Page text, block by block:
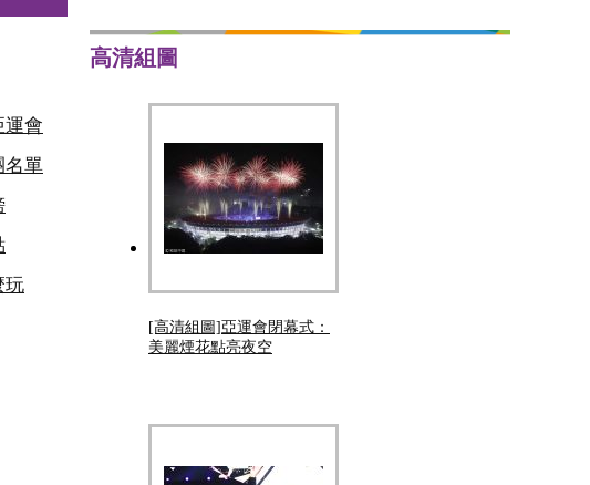
運會
名單
玩
高清組圖
[高清組圖]亞運會閉幕式：
美麗煙花點亮夜空